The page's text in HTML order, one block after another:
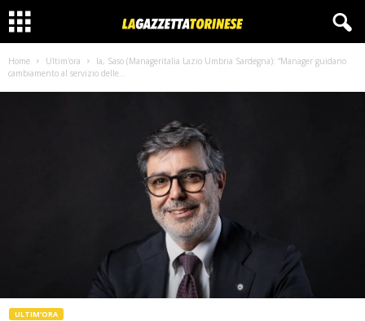
Home Ultim'ora
Ia, Saso (Manageritalia Lazio Umbria Sardegna): “Manager guidano
cambiamento al servizio delle...
ULTIM'ORA